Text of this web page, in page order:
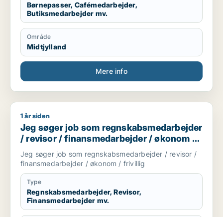
Børnepasser, Cafémedarbejder,
Butiksmedarbejder mv.
Område
Midtjylland
Mere info
Jeg søger job som regnskabsmedarbejder / revisor /
1 år siden
Jeg søger job som regnskabsmedarbejder
/ revisor / finansmedarbejder / økonom /
frivillig
Jeg søger job som regnskabsmedarbejder / revisor /
finansmedarbejder / økonom / frivillig
Type
Regnskabsmedarbejder, Revisor,
Finansmedarbejder mv.